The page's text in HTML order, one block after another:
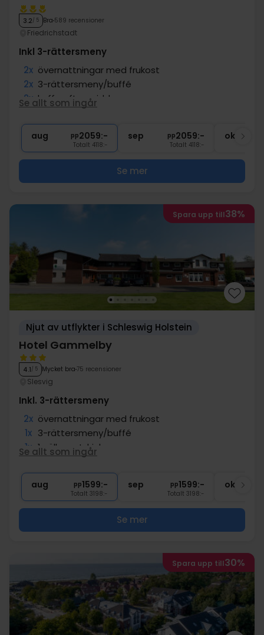
3.2/ 5 Bra 589 recensioner
Friedrichstadt
Inkl 3-rättersmeny
2x övernattningar med frukost
2x 3-rättersmeny/buffé
2x kaffe efter middagen
1 välkomstdrink
∞ Gratis parkering (i mån av plats)
Se allt som ingår
aug pp2059:-
Totalt 4118:-
sep pp2059:-
Totalt 4118:-
okt
Se mer
Spara upp till38%
Njut av utflykter i Schleswig Holstein
Hotel Gammelby
4.1/ 5 Mycket bra 75 recensioner
Slesvig
Inkl. 3-rättersmeny
2x övernattningar med frukost
1x 3-rättersmeny/buffé
1x 1 välkomstdrink
1 fl. vatten per rum vid ankomst
∞ Gratis internet och parkering
Se allt som ingår
aug pp1599:-
Totalt 3198:-
sep pp1599:-
Totalt 3198:-
okt
Se mer
Spara upp till30%